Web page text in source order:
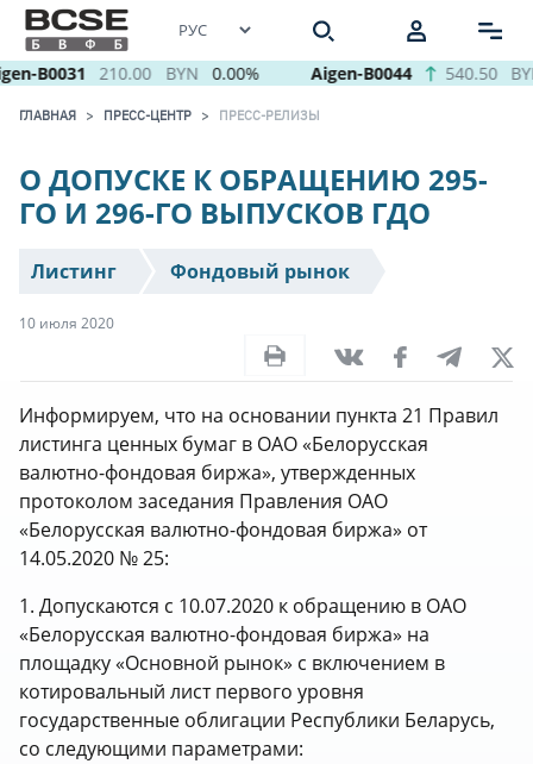
B0031 210.00 BYN 0.00% Aigen-B0044 540.50
ГЛАВНАЯ ПРЕСС-ЦЕНТР ПРЕСС-РЕЛИЗЫ
О ДОПУСКЕ К ОБРАЩЕНИЮ 295-
ГО И 296-ГО ВЫПУСКОВ ГДО
Листинг Фондовый рынок
10 июля 2020
Информируем, что на основании пункта 21 Правил
листинга ценных бумаг в ОАО «Белорусская
валютно-фондовая биржа», утвержденных
протоколом заседания Правления ОАО
«Белорусская валютно-фондовая биржа» от
14.05.2020 № 25:
1. Допускаются с 10.07.2020 к обращению в ОАО
«Белорусская валютно-фондовая биржа» на
площадку «Основной рынок» с включением в
котировальный лист первого уровня
государственные облигации Республики Беларусь,
со следующими параметрами: